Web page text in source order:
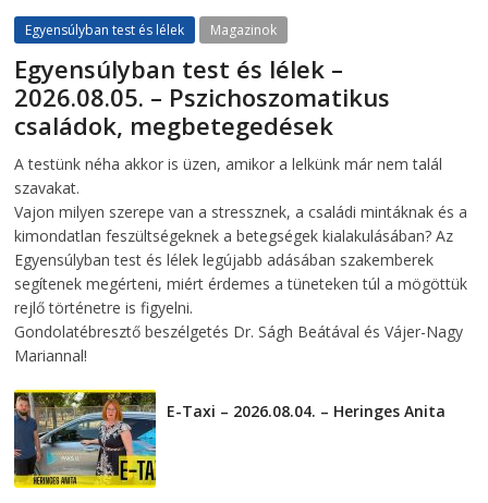
Egyensúlyban test és lélek Magazinok
Egyensúlyban test és lélek –
2026.08.05. – Pszichoszomatikus
családok, megbetegedések
A testünk néha akkor is üzen, amikor a lelkünk már nem talál
szavakat.
Vajon milyen szerepe van a stressznek, a családi mintáknak és a
kimondatlan feszültségeknek a betegségek kialakulásában? Az
Egyensúlyban test és lélek legújabb adásában szakemberek
segítenek megérteni, miért érdemes a tüneteken túl a mögöttük
rejlő történetre is figyelni.
Gondolatébresztő beszélgetés Dr. Ságh Beátával és Vájer-Nagy
Mariannal!
E-Taxi – 2026.08.04. – Heringes Anita